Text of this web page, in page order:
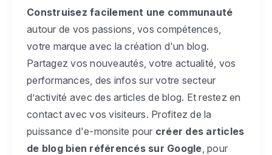
Construisez facilement une communauté
autour de vos passions, vos compétences,
votre marque avec la création d'un blog.
Partagez vos nouveautés, votre actualité, vos
performances, des infos sur votre secteur
d’activité avec des articles de blog. Et restez en
contact avec vos visiteurs. Profitez de la
puissance d'e-monsite pour créer des articles
de blog bien référencés sur Google , pour